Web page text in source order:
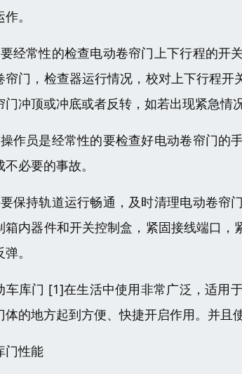
。
经常性的检查电动卷帘门上下行程的开
帘门，检查器运行情况，校对上下行程
门冲顶或冲底或者反转，如若出现紧急情
作员是经常性的要检查好电动卷帘门的
不必要的事故。
保持轨道运行畅通，及时清理电动卷帘
箱内器件和开关控制盒，紧固接线端口
。
车库门 [1]在生活中使用非常广泛，适用
体的地方起到方便、快捷开启作用。并且
门性能